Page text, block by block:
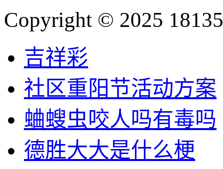
Copyright © 2025
吉祥彩
社区重阳节活动方案
蛐螋虫咬人吗有毒吗
德胜大大是什么梗